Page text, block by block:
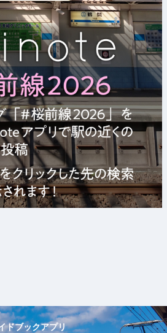
ドブックアプリ